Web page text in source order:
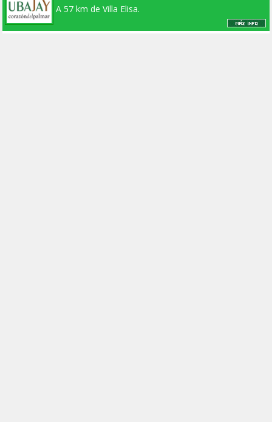
A 57 km de Villa Elisa.